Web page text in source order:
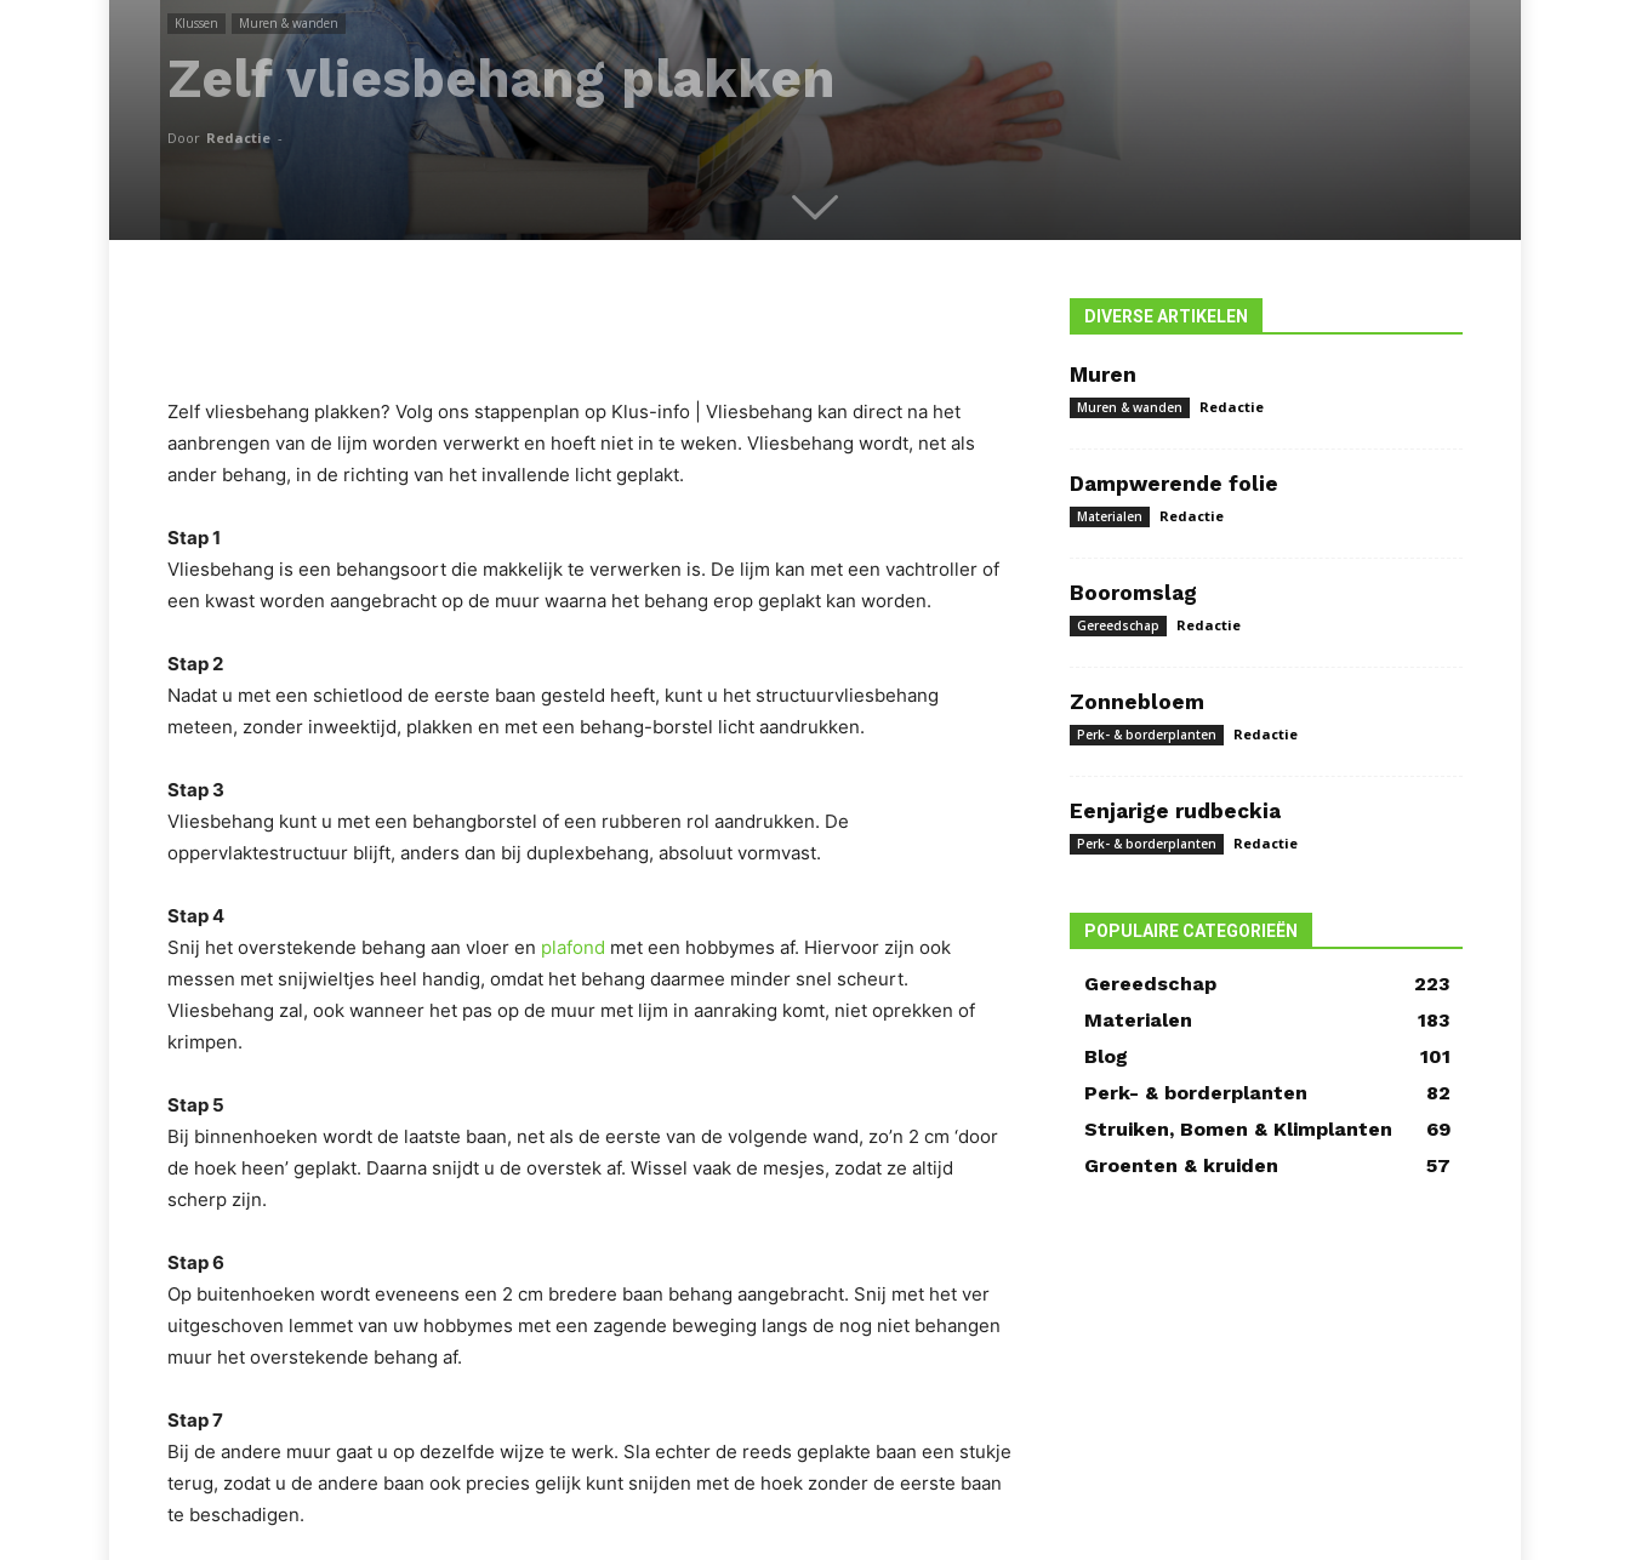
Klussen Muren & wanden
Zelf vliesbehang plakken
Door Redactie -
Zelf vliesbehang plakken? Volg ons stappenplan op Klus-info | Vliesbehang kan direct na het
aanbrengen van de lijm worden verwerkt en hoeft niet in te weken. Vliesbehang wordt, net als
ander behang, in de richting van het invallende licht geplakt.
Stap 1
Vliesbehang is een behangsoort die makkelijk te verwerken is. De lijm kan met een vachtroller of
een kwast worden aangebracht op de muur waarna het behang erop geplakt kan worden.
Stap 2
Nadat u met een schietlood de eerste baan gesteld heeft, kunt u het structuurvliesbehang
meteen, zonder inweektijd, plakken en met een behang-borstel licht aandrukken.
Stap 3
Vliesbehang kunt u met een behangborstel of een rubberen rol aandrukken. De
oppervlaktestructuur blijft, anders dan bij duplexbehang, absoluut vormvast.
Stap 4
Snij het overstekende behang aan vloer en plafond met een hobbymes af. Hiervoor zijn ook
messen met snijwieltjes heel handig, omdat het behang daarmee minder snel scheurt.
Vliesbehang zal, ook wanneer het pas op de muur met lijm in aanraking komt, niet oprekken of
krimpen.
Stap 5
Bij binnenhoeken wordt de laatste baan, net als de eerste van de volgende wand, zo’n 2 cm ‘door
de hoek heen’ geplakt. Daarna snijdt u de overstek af. Wissel vaak de mesjes, zodat ze altijd
scherp zijn.
Stap 6
Op buitenhoeken wordt eveneens een 2 cm bredere baan behang aangebracht. Snij met het ver
uitgeschoven lemmet van uw hobbymes met een zagende beweging langs de nog niet behangen
muur het overstekende behang af.
Stap 7
Bij de andere muur gaat u op dezelfde wijze te werk. Sla echter de reeds geplakte baan een stukje
terug, zodat u de andere baan ook precies gelijk kunt snijden met de hoek zonder de eerste baan
te beschadigen.
DIVERSE ARTIKELEN
Muren
Muren & wanden Redactie
Dampwerende folie
Materialen Redactie
Booromslag
Gereedschap Redactie
Zonnebloem
Perk- & borderplanten Redactie
Eenjarige rudbeckia
Perk- & borderplanten Redactie
POPULAIRE CATEGORIEËN
Gereedschap
223
Materialen
183
Blog
101
Perk- & borderplanten
82
Struiken, Bomen & Klimplanten
69
Groenten & kruiden
57